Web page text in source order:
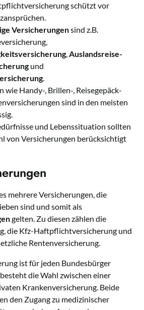
schützt vor
Versicherungensind z.B.
,Auslandsreise-
und
.
wie Handy-, Brillen-, Reisegepäck-
sind in den meisten
und Lebenssituation sollten
von Versicherungen berücksichtigt
mehrere Versicherungen, die
sind und somit als
gelten. Zu diesen zählen die
die Kfz-Haftpflichtversicherung und
Rentenversicherung.
ist für jeden Bundesbürger
die Wahl zwischen einer
Krankenversicherung. Beide
den Zugang zu medizinischer